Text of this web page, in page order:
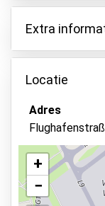
Binnen
Beveiligd
Asfalt of
Verlicht
Status van
Extra
Aangezien de
is een
van €40.
Alle extra
aanbieder
Locatie
Adres
+
−